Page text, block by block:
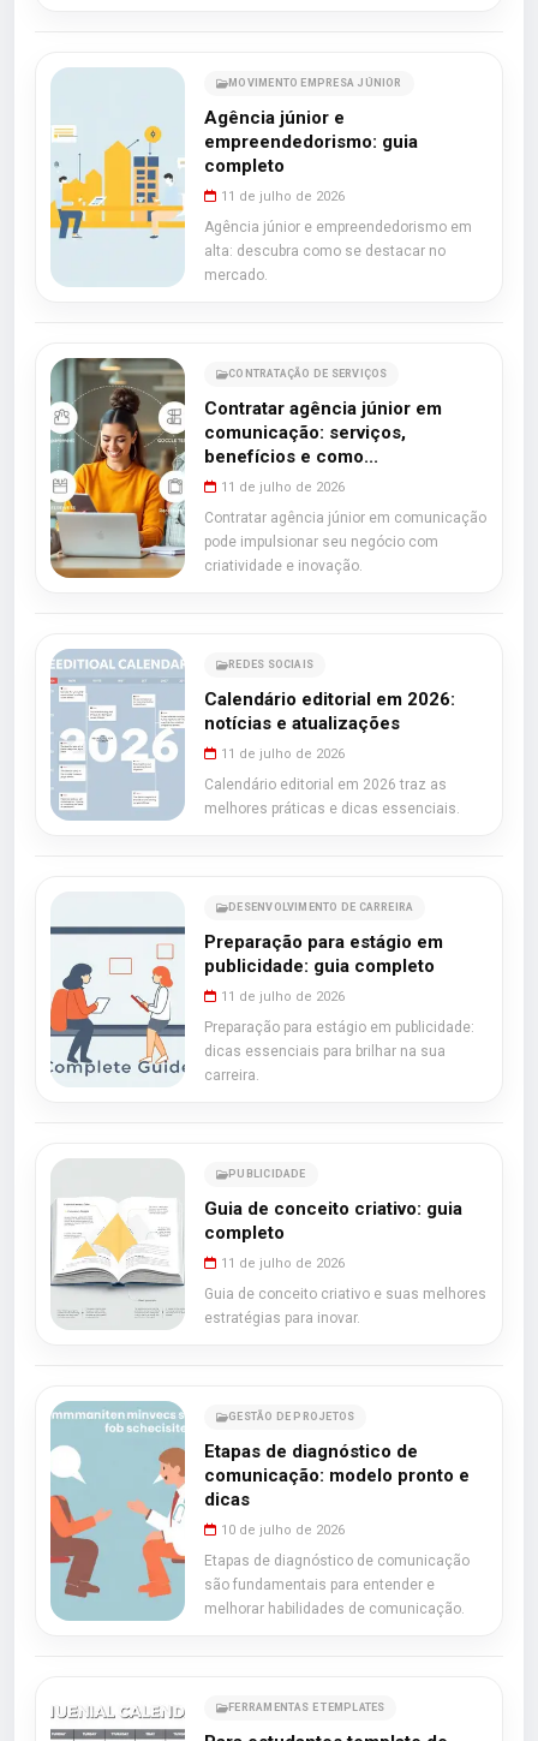
MOVIMENTO EMPRESA JÚNIOR
Agência júnior e
empreendedorismo: guia
completo
11 de julho de 2026
Agência júnior e empreendedorismo em
alta: descubra como se destacar no
mercado.
CONTRATAÇÃO DE SERVIÇOS
Contratar agência júnior em
comunicação: serviços,
benefícios e como...
11 de julho de 2026
Contratar agência júnior em comunicação
pode impulsionar seu negócio com
criatividade e inovação.
REDES SOCIAIS
Calendário editorial em 2026:
notícias e atualizações
11 de julho de 2026
Calendário editorial em 2026 traz as
melhores práticas e dicas essenciais.
DESENVOLVIMENTO DE CARREIRA
Preparação para estágio em
publicidade: guia completo
11 de julho de 2026
Preparação para estágio em publicidade:
dicas essenciais para brilhar na sua
carreira.
PUBLICIDADE
Guia de conceito criativo: guia
completo
11 de julho de 2026
Guia de conceito criativo e suas melhores
estratégias para inovar.
GESTÃO DE PROJETOS
Etapas de diagnóstico de
comunicação: modelo pronto e
dicas
10 de julho de 2026
Etapas de diagnóstico de comunicação
são fundamentais para entender e
melhorar habilidades de comunicação.
FERRAMENTAS E TEMPLATES